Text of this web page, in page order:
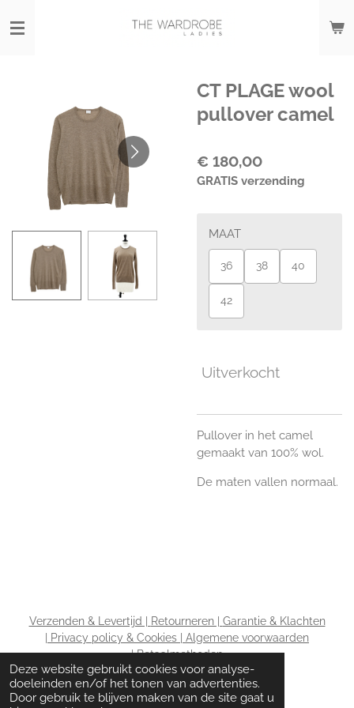
Deze website gebruikt cookies voor analyse-
doeleinden en/of het tonen van advertenties.
Door gebruik te blijven maken van de site gaat u
direct
CT PLAGE wool
pullover camel
€ 180,00
GRATIS verzending
MAAT
36 38 40
42
Uitverkocht
Pullover in het camel
gemaakt van 100% wol.
De maten vallen normaal.
Verzenden & Levertijd | Retourneren | Garantie & Klachten
Privacy policy & Cookies | Algemene voorwaarden
|Betaalmethoden